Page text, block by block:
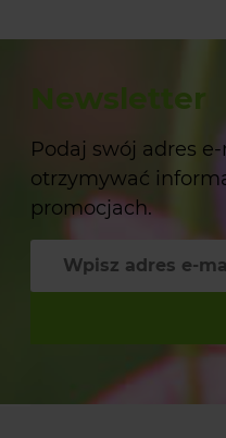
Newsletter
Podaj swój adres
otrzymywać
promocjach.